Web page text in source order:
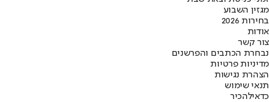
מגזין השבוע
בחירות 2026
אודות
צור קשר
נבחרת הכתבים והפרשנים
מדיניות פרטיות
הצהרת נגישות
תנאי שימוש
כדאילהכיר